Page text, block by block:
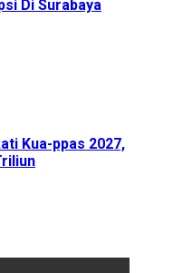
Di Surabaya
Kua-ppas 2027,